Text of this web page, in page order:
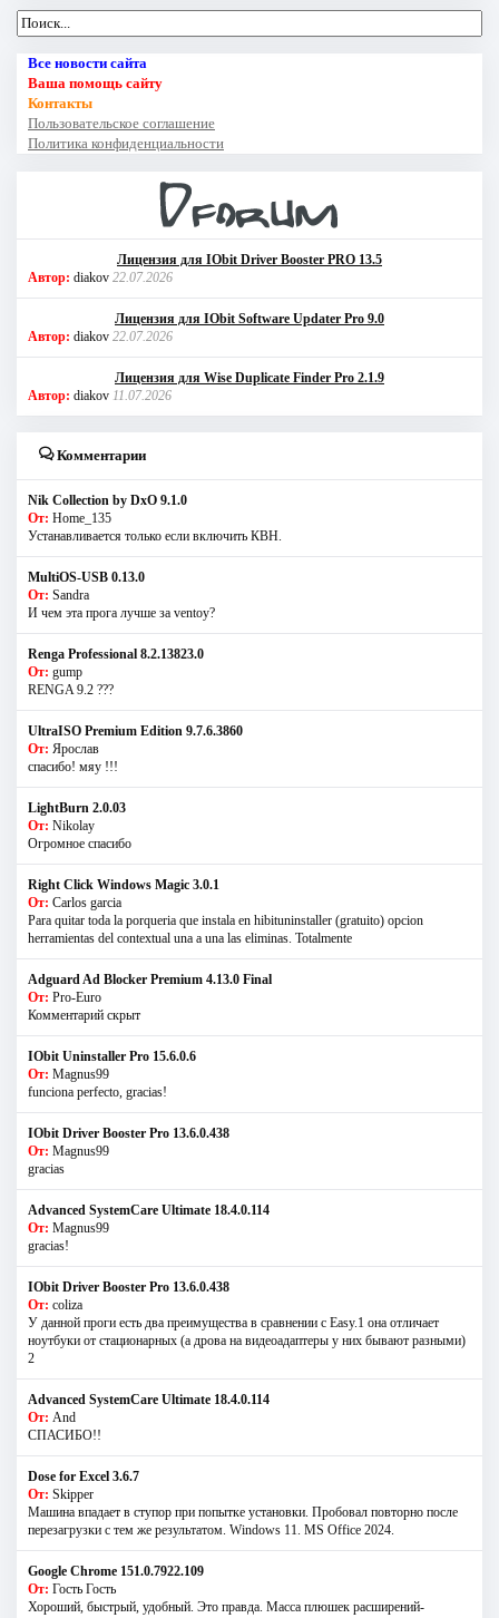
Все новости сайта
Ваша помощь сайту
Контакты
Пользовательское соглашение
Политика конфиденциальности
Лицензия для IObit Driver Booster PRO 13.5
Автор: diakov 22.07.2026
Лицензия для IObit Software Updater Pro 9.0
Автор: diakov 22.07.2026
Лицензия для Wise Duplicate Finder Pro 2.1.9
Автор: diakov 11.07.2026
Комментарии
Nik Collection by DxO 9.1.0
От: Home_135
Устанавливается только если включить КВН.
MultiOS-USB 0.13.0
От: Sandra
И чем эта прога лучше за ventoy?
Renga Professional 8.2.13823.0
От: gump
RENGA 9.2 ???
UltraISO Premium Edition 9.7.6.3860
От: Ярослав
спасибо! мяу !!!
LightBurn 2.0.03
От: Nikolay
Огромное спасибо
Right Click Windows Magic 3.0.1
От: Carlos garcia
Para quitar toda la porqueria que instala en hibituninstaller (gratuito) opcion
herramientas del contextual una a una las eliminas. Totalmente
Adguard Ad Blocker Premium 4.13.0 Final
От: Pro-Euro
Комментарий скрыт
IObit Uninstaller Pro 15.6.0.6
От: Magnus99
funciona perfecto, gracias!
IObit Driver Booster Pro 13.6.0.438
От: Magnus99
gracias
Advanced SystemCare Ultimate 18.4.0.114
От: Magnus99
gracias!
IObit Driver Booster Pro 13.6.0.438
От: coliza
У данной проги есть два преимущества в сравнении с Easy.1 она отличает
ноутбуки от стационарных (а дрова на видеоадаптеры у них бывают разными)
2
Advanced SystemCare Ultimate 18.4.0.114
От: And
СПАСИБО!!
Dose for Excel 3.6.7
От: Skipper
Машина впадает в ступор при попытке установки. Пробовал повторно после
перезагрузки с тем же результатом. Windows 11. MS Offiсe 2024.
Google Chrome 151.0.7922.109
От: Гость Гость
Хороший, быстрый, удобный. Это правда. Масса плюшек расширений-